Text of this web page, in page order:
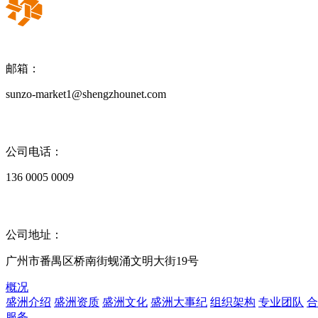
邮箱：
sunzo-market1@shengzhounet.com
公司电话：
136 0005 0009
公司地址：
广州市番禺区桥南街蚬涌文明大街19号
概况
盛洲介绍 盛洲资质 盛洲文化 盛洲大事纪 组织架构 专业团队